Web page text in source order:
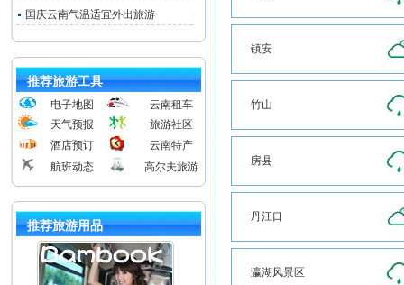
国庆云南气温适宜外出旅游
推荐旅游工具
电子地图
云南租车
天气预报
旅游社区
酒店预订
云南特产
航班动态
高尔夫旅游
推荐旅游用品
镇安
竹山
房县
丹江口
瀛湖风景区